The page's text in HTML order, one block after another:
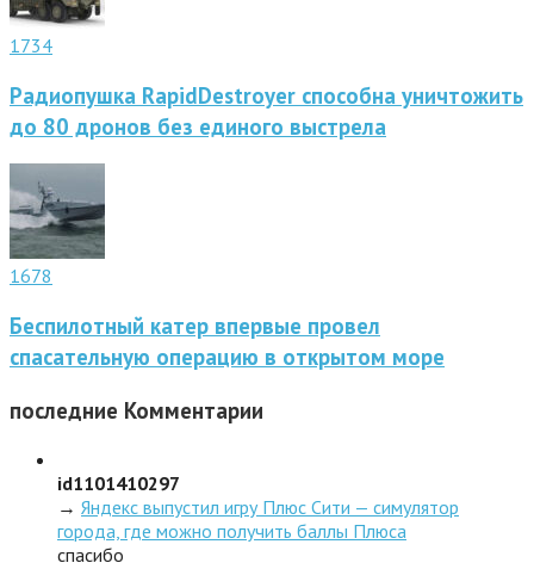
1734
Радиопушка RapidDestroyer способна уничтожить
до 80 дронов без единого выстрела
1678
Беспилотный катер впервые провел
спасательную операцию в открытом море
последние Комментарии
id1101410297
→ Яндекс выпустил игру Плюс Сити — симулятор
города, где можно получить баллы Плюса
спасибо